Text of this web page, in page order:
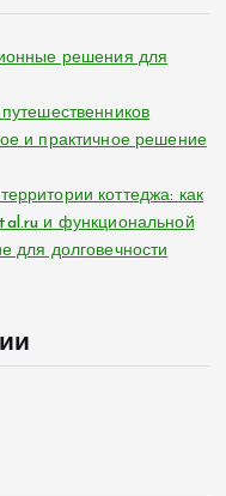
решения для
и практичное решение
коттеджа: как
и функциональной
для долговечности